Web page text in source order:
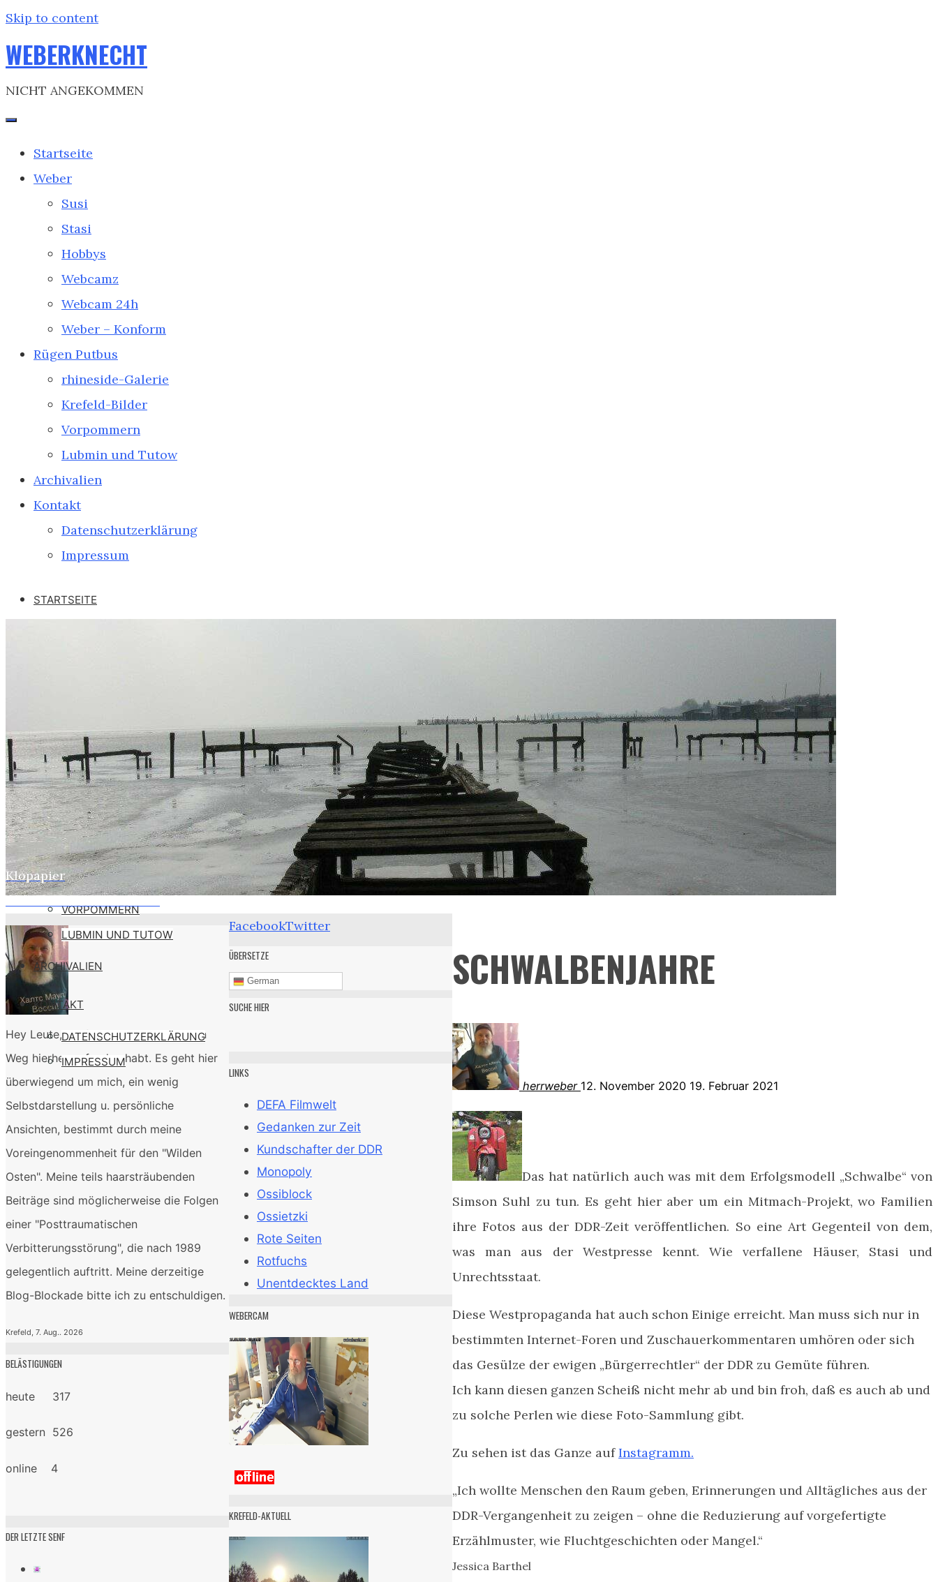
Skip to content
WEBERKNECHT
NICHT ANGEKOMMEN
Startseite
Weber
Susi
Stasi
Hobbys
Webcamz
Webcam 24h
Weber – Konform
Rügen Putbus
rhineside-Galerie
Krefeld-Bilder
Vorpommern
Lubmin und Tutow
Archivalien
Kontakt
Datenschutzerklärung
Impressum
STARTSEITE
WEBCAMZ
WEBCAM 24H
WEBER – KONFORM
RÜGEN PUTBUS
RHINESIDE-GALERIE
KREFELD-BILDER
VORPOMMERN
LUBMIN UND TUTOW
ARCHIVALIEN
KONTAKT
DATENSCHUTZERKLÄRUNG
IMPRESSUM
Home Webers Schwalbenjahre
Klopapier
Denk ich an Deutschland.
SCHWALBENJAHRE
herrweber 12. November 2020 19. Februar 2021
Das hat natürlich auch was mit dem Erfolgsmodell „Schwalbe“ von
Simson Suhl zu tun. Es geht hier aber um ein Mitmach-Projekt, wo Familien
ihre Fotos aus der DDR-Zeit veröffentlichen. So eine Art Gegenteil von dem,
was man aus der Westpresse kennt. Wie verfallene Häuser, Stasi und
Unrechtsstaat.
Diese Westpropaganda hat auch schon Einige erreicht. Man muss sich nur in
bestimmten Internet-Foren und Zuschauerkommentaren umhören oder sich
das Gesülze der ewigen „Bürgerrechtler“ der DDR zu Gemüte führen.
Ich kann diesen ganzen Scheiß nicht mehr ab und bin froh, daß es auch ab und
zu solche Perlen wie diese Foto-Sammlung gibt.
Zu sehen ist das Ganze aufInstagramm.
„Ich wollte Menschen den Raum geben, Erinnerungen und Alltägliches aus der
DDR-Vergangenheit zu zeigen – ohne die Reduzierung auf vorgefertigte
Erzählmuster, wie Fluchtgeschichten oder Mangel.“
Jessica Barthel
Hey Leute, ich freue mich, daß ihr den
Weg hierher gefunden habt. Es geht hier
überwiegend um mich, ein wenig
Selbstdarstellung u. persönliche
Ansichten, bestimmt durch meine
Voreingenommenheit für den "Wilden
Osten". Meine teils haarsträubenden
Beiträge sind möglicherweise die Folgen
einer "Posttraumatischen
Verbitterungsstörung", die nach 1989
gelegentlich auftritt. Meine derzeitige
Blog-Blockade bitte ich zu entschuldigen.
Krefeld, 7. Aug.. 2026
BELÄSTIGUNGEN
heute 317
gestern 526
online 4
DER LETZTE SENF
FacebookTwitter
ÜBERSETZE
German
SUCHE HIER
LINKS
DEFA Filmwelt
Gedanken zur Zeit
Kundschafter der DDR
Monopoly
Ossiblock
Ossietzki
Rote Seiten
Rotfuchs
Unentdecktes Land
WEBERCAM
KREFELD-AKTUELL